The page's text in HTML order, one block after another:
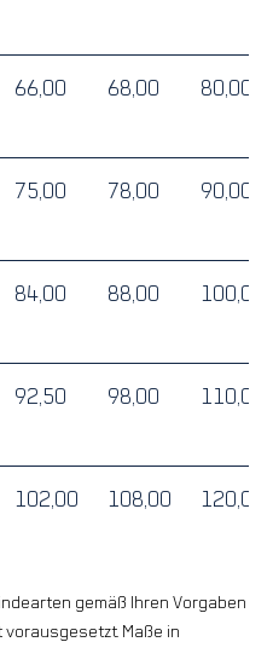
66,00 68,00 80,00
75,00 78,00 90,00
84,00 88,00 100,00
92,50 98,00 110,00
102,00 108,00 120,00
gemäß Ihren Vorgaben
vorausgesetzt. Maße in